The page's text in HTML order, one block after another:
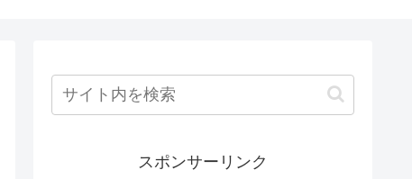
スポンサーリンク